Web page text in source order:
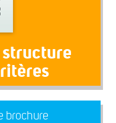
brochure